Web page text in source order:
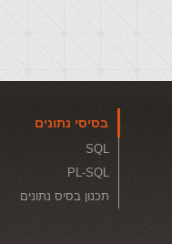
בסיסי נתונים
SQL
PL-SQL
תכנון בסיס נתונים